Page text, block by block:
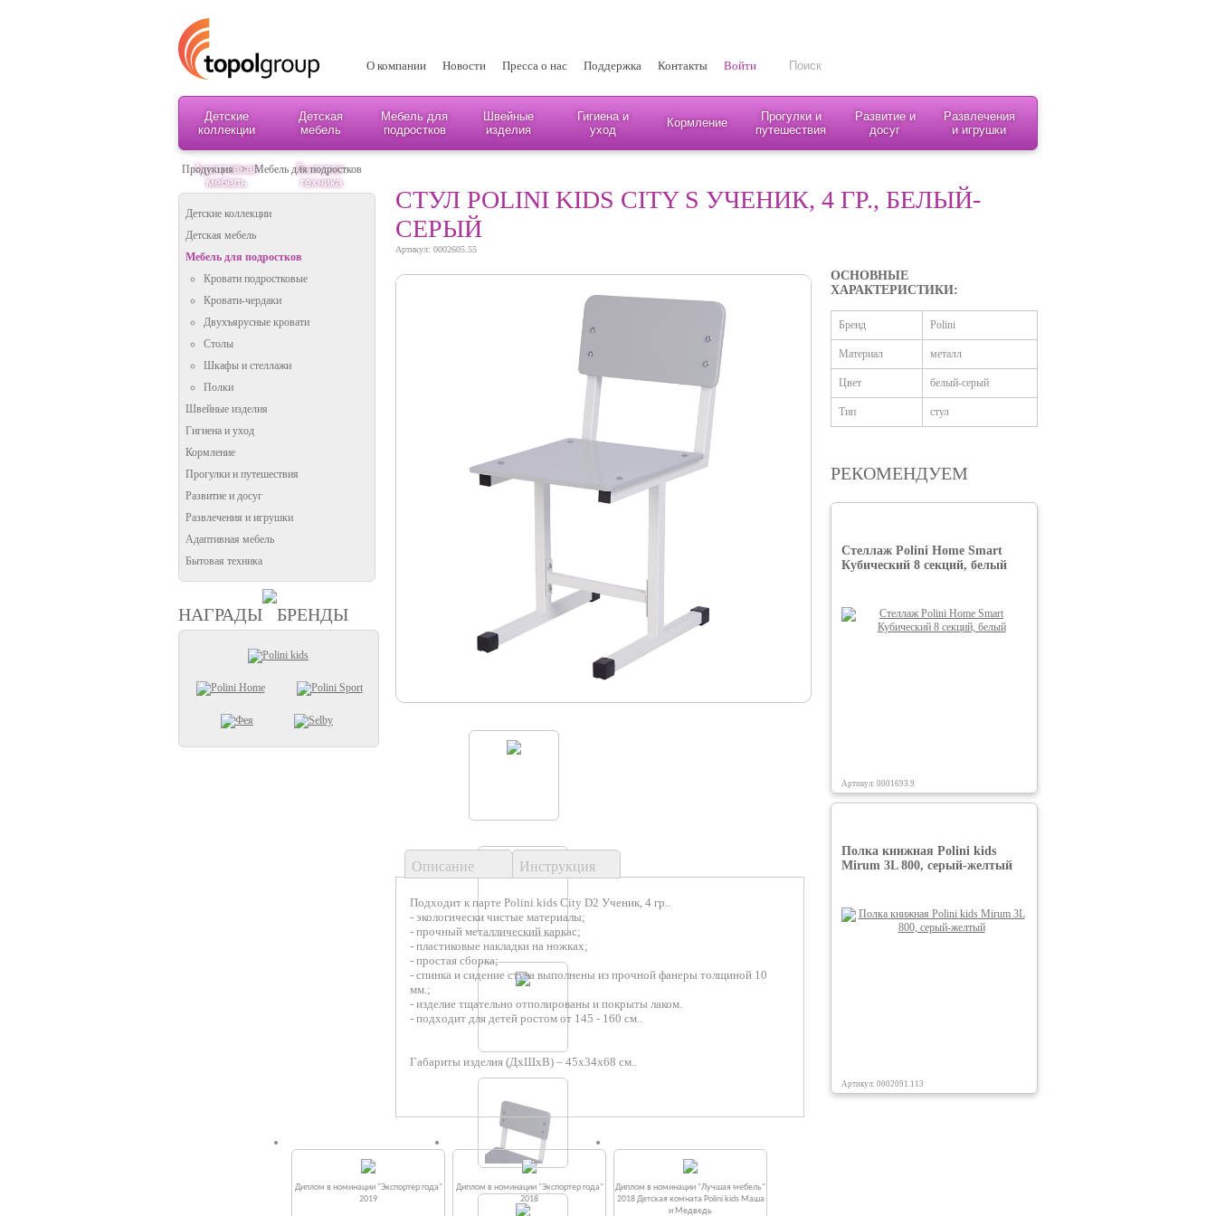
О компании Новости Пресса о нас Поддержка Контакты Войти
Детские
коллекции
Детская
мебель
Мебель для
подростков
Швейные
изделия
Гигиена и
уход
Кормление
Прогулки и
путешествия
Развитие и
досуг
Развлечения
и игрушки
Адаптивная
мебель
Бытовая
техника
Продукция > Мебель для подростков
Детские коллекции
Детская мебель
Мебель для подростков
Кровати подростковые
Кровати-чердаки
Двухъярусные кровати
Столы
Шкафы и стеллажи
Полки
Швейные изделия
Гигиена и уход
Кормление
Прогулки и путешествия
Развитие и досуг
Развлечения и игрушки
Адаптивная мебель
Бытовая техника
НАГРАДЫ БРЕНДЫ
СТУЛ POLINI KIDS CITY S УЧЕНИК, 4 ГР., БЕЛЫЙ-
СЕРЫЙ
Артикул: 0002605.55
Описание Инструкция
Подходит к парте Polini kids City D2 Ученик, 4 гр..
- экологически чистые материалы;
- прочный металлический каркас;
- пластиковые накладки на ножках;
- простая сборка;
- спинка и сидение стула выполнены из прочной фанеры толщиной 10
мм.;
- изделие тщательно отполированы и покрыты лаком.
- подходит для детей ростом от 145 - 160 см..
Габариты изделия (ДхШхВ) – 45х34х68 см..
ОСНОВНЫЕ
ХАРАКТЕРИСТИКИ:
Бренд Polini
Материал металл
Цвет белый-серый
Тип стул
РЕКОМЕНДУЕМ
Стеллаж Polini Home Smart
Кубический 8 секций, белый
Артикул: 0001693.9
Полка книжная Polini kids
Mirum 3L 800, серый-желтый
Артикул: 0002091.113
Диплом в номинации "Экспортер года"
2019
Диплом в номинации "Экспортер года"
2018
Диплом в номинации "Лучшая мебель"
2018 Детская комната Polini kids Маша
и Медведь